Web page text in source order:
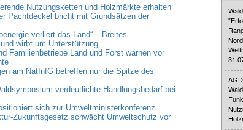
Nutzungsketten und Holzmärkte erhalten
Pachtdeckel bricht mit Grundsätzen der
verliert das Land“ – Breites
wirbt um Unterstützung
Familienbetriebe Land und Forst warnen vor
am NatInfG betreffen nur die Spitze des
verdeutlichte Handlungsbedarf bei
sich zur Umweltministerkonferenz
Zukunftsgesetz schwächt Umweltschutz vor